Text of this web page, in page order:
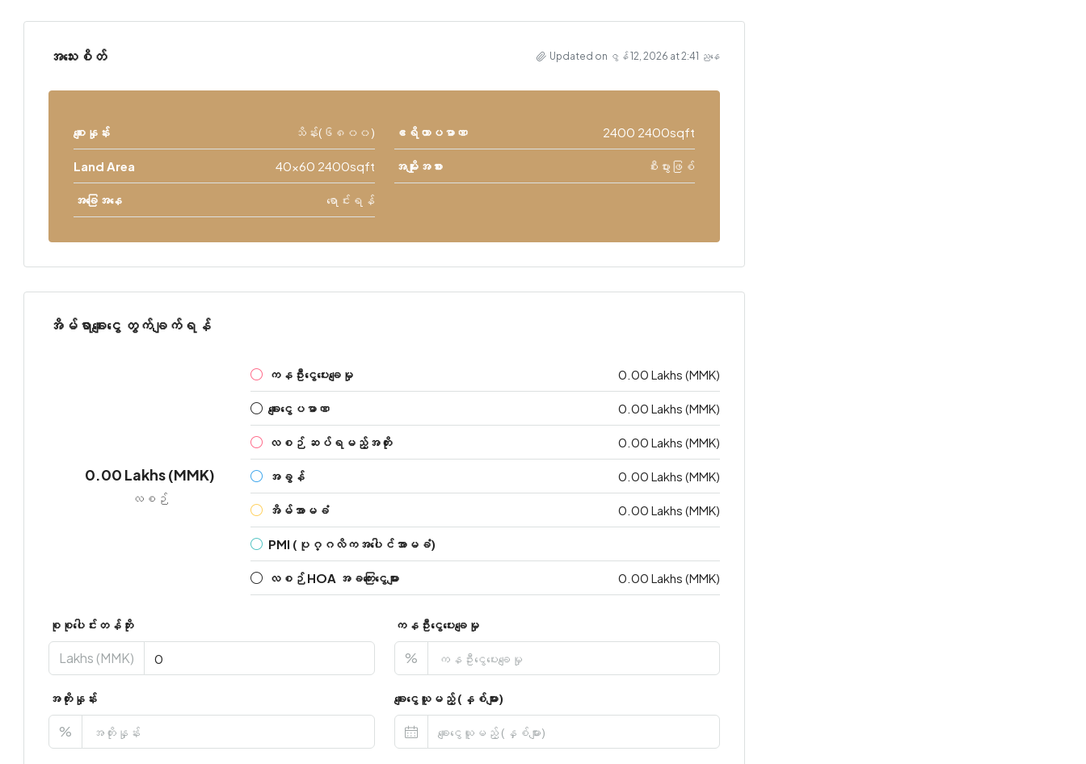
အသေးစိတ် Updated on ဇွန် 12, 2026 at 2:41 ညနေ
စျေးနှုန်း သိန်း(၆၈၀၀) ဧရိယာပမာဏ 2400 2400sqft
Land Area 40x60 2400sqft အမျိုးအစား စီးပွားဖြစ်
အခြေအနေ ရောင်းရန်
အိမ်ရာချေးငွေ တွက်ချက်ရန်
0.00 Lakhs (MMK)
လစဉ်
ကနဦးငွေပေးချေမှု 0.00 Lakhs (MMK)
ချေးငွေပမာဏ 0.00 Lakhs (MMK)
လစဉ် ဆပ်ရမည့်အတိုး 0.00 Lakhs (MMK)
အခွန် 0.00 Lakhs (MMK)
အိမ်အာမခံ 0.00 Lakhs (MMK)
PMI (ပုဂ္ဂလိကအပေါင်အာမခံ)
လစဉ် HOA အခကြေးငွေများ 0.00 Lakhs (MMK)
စုစုပေါင်းတန်ဘိုး
Lakhs (MMK)
ကနဦးငွေပေးချေမှု
%
အတိုးနှုန်း
%
ချေးငွေယူမည့် (နှစ်များ)